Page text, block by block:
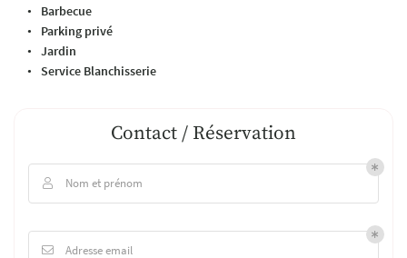
Barbecue
Parking privé
Jardin
Service Blanchisserie
Contact / Réservation
 Nom et prénom
 Adresse email